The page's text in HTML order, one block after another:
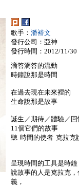
歌手： 潘裕文
發行公司：亞神
發行時間：2012/11/30
滴答滴答的流動
時鐘說那是時間
在過去現在未來裡的
生命說那是故事
誕生／期待／體驗／
11個它們的故事
聽 時間的使者 克拉克
呈現時間的工具是時
說故事的人是克拉克
義，